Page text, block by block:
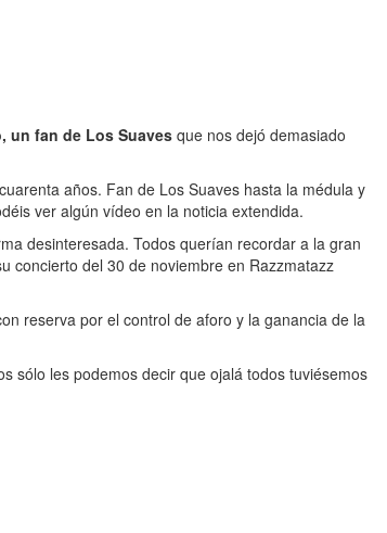
un fan de Los Suaves que nos dejó demasiado
años. Fan de Los Suaves hasta la médula y
ver algún vídeo en la noticia extendida.
desinteresada. Todos querían recordar a la gran
concierto del 30 de noviembre en Razzmatazz
reserva por el control de aforo y la ganancia de la
sólo les podemos decir que ojalá todos tuviésemos